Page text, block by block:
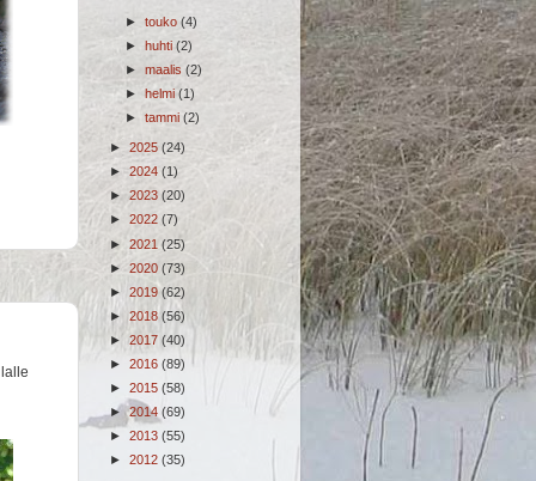
► touko (4)
► huhti (2)
► maalis (2)
► helmi (1)
► tammi (2)
► 2025 (24)
► 2024 (1)
► 2023 (20)
► 2022 (7)
► 2021 (25)
► 2020 (73)
► 2019(62)
► 2018(56)
► 2017 (40)
► 2016 (89)
► 2015 (58)
►2014 (69)
► 2013 (55)
► 2012 (35)